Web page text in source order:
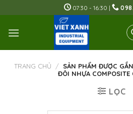
to
content
07:30 - 16:30 |
TRANG CHỦ / SẢN PHẨM ĐƯỢC
ĐÔI NHỰA COMPOSITE
LỌC